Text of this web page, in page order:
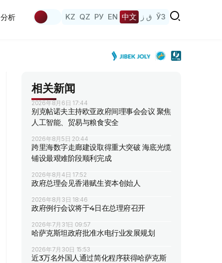
分析 KZ QZ РУ EN 中文 ق ز ЎЗ
相关新闻
2026年8月6日 17:44
别克帖诺夫主持欧亚政府间理事会会议 聚焦
人工智能、贸易与粮食安全
2026年8月5日 20:44
跨里海数字走廊建设取得重大突破 海底光缆
铺设最艰难阶段顺利完成
2026年8月4日 17:52
政府总理会见香港赋生资本创始人
2026年8月3日 18:46
政府例行会议将于4日在总理府召开
2026年7月31日 09:57
哈萨克斯坦政府批准水电行业发展规划
2026年7月30日 15:53
近3万名外国人通过简化程序获得哈萨克斯